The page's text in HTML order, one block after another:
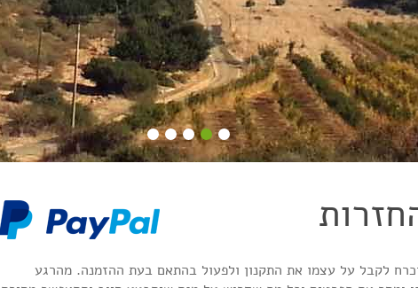
לקבל על עצמו את התקנון ולפעול בהתאם בעת ההזמנה. מהרגע